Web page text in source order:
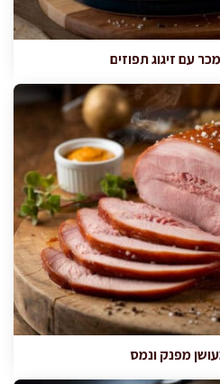
עם זיגוג תפוזים
מפנק ונמס